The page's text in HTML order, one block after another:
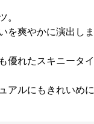
。
を爽やかに演出しま
優れたスキニータイ
アルにもきれいめに